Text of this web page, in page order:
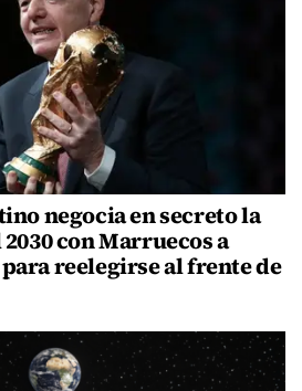
negocia en secreto la
con Marruecos a
reelegirse al frente de